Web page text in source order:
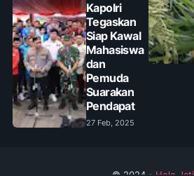
Kapolri
Tegaskan
Siap Kawal
Mahasiswa
dan
Pemuda
Suarakan
Pendapat
27 Feb, 2025